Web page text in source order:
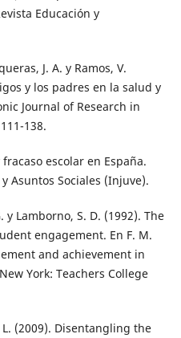
Educación y
J. A. y Ramos, V.
y los padres en la salud y
Journal of Research in
138.
escolar en España.
Asuntos Sociales (Injuve).
y Lamborno, S. D. (1992). The
engagement. En F. M.
and achievement in
York: Teachers College
(2009). Disentangling the